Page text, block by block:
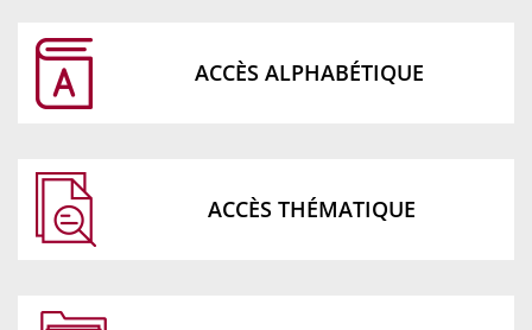
ACCÈS ALPHABÉTIQUE
ACCÈS THÉMATIQUE